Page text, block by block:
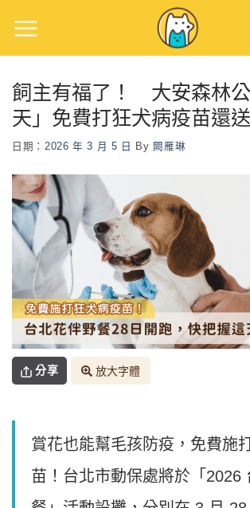
content
飼主有福了！ 大安森林
天」免費打狂犬病疫苗還
日期： 2026 年 3 月 5 日 By 闕雁琳
分享 放大字體
賞花也能幫毛孩防疫，免費施
苗！台北市動保處將於「2026